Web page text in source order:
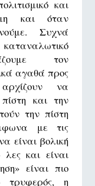
και
και όταν
Συχνά
τον
αγαθά προς
να
και την
την πίστη
με τις
είναι βολική
και είναι
είναι πιο
τρυφερός, η